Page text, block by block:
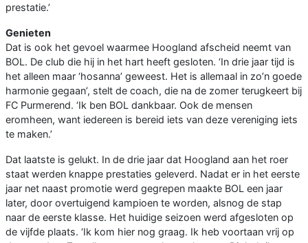
prestatie.’
Genieten
Dat is ook het gevoel waarmee Hoogland afscheid neemt van
BOL. De club die hij in het hart heeft gesloten. ‘In drie jaar tijd is
het alleen maar ‘hosanna’ geweest. Het is allemaal in zo’n goede
harmonie gegaan’, stelt de coach, die na de zomer terugkeert bij
FC Purmerend. ‘Ik ben BOL dankbaar. Ook de mensen
eromheen, want iedereen is bereid iets van deze vereniging iets
te maken.’
Dat laatste is gelukt. In de drie jaar dat Hoogland aan het roer
staat werden knappe prestaties geleverd. Nadat er in het eerste
jaar net naast promotie werd gegrepen maakte BOL een jaar
later, door overtuigend kampioen te worden, alsnog de stap
naar de eerste klasse. Het huidige seizoen werd afgesloten op
de vijfde plaats. ‘Ik kom hier nog graag. Ik heb voortaan vrij op